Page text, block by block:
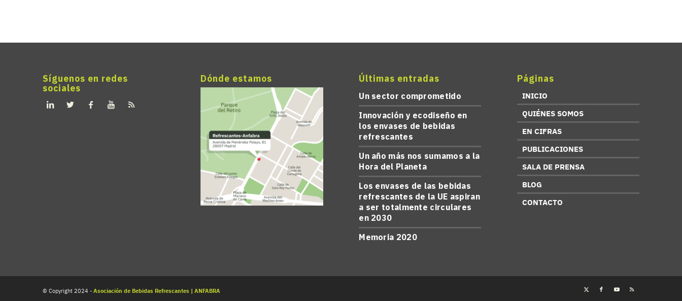
Síguenos en redes
sociales
Dónde estamos Últimas entradas
Un sector comprometido
Innovación y ecodiseño en
los envases de bebidas
refrescantes
Un año más nos sumamos a la
Hora del Planeta
Los envases de las bebidas
refrescantes de la UE aspiran
a ser totalmente circulares
en 2030
Memoria 2020
Páginas
INICIO
QUIÉNES SOMOS
EN CIFRAS
PUBLICACIONES
SALA DE PRENSA
BLOG
CONTACTO
© Copyright 2024 - Asociación de Bebidas Refrescantes | ANFABRA